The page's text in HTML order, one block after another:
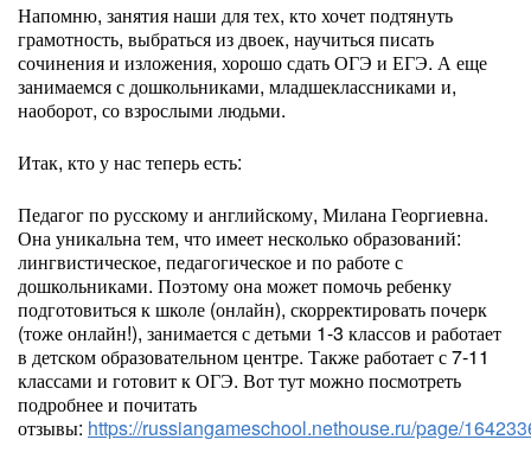
Напомню, занятия наши для тех, кто хочет подтянуть
грамотность, выбраться из двоек, научиться писать
сочинения и изложения, хорошо сдать ОГЭ и ЕГЭ. А еще
занимаемся с дошкольниками, младшеклассниками и,
наоборот, со взрослыми людьми.
Итак, кто у нас теперь есть:
Педагог по русскому и английскому, Милана Георгиевна.
Она уникальна тем, что имеет несколько образований:
лингвистическое, педагогическое и по работе с
дошкольниками. Поэтому она может помочь ребенку
подготовиться к школе (онлайн), скорректировать почерк
(тоже онлайн!), занимается с детьми 1-3 классов и работает
в детском образовательном центре. Также работает с 7-11
классами и готовит к ОГЭ. Вот тут можно посмотреть
подробнее и почитать
отзывы: https://russiangameschool.nethouse.ru/page/